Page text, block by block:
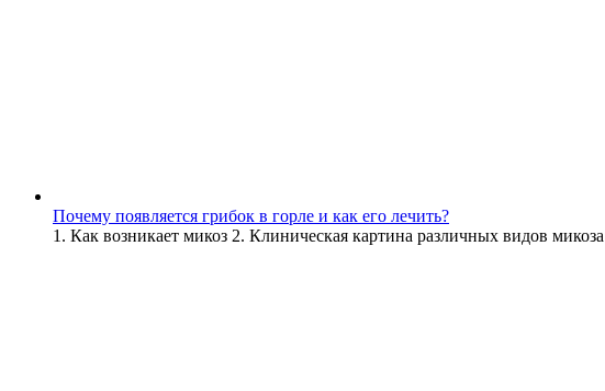
Почему появляется грибок в горле и как его лечить?
1. Как возникает микоз 2. Клиническая картина различных видов